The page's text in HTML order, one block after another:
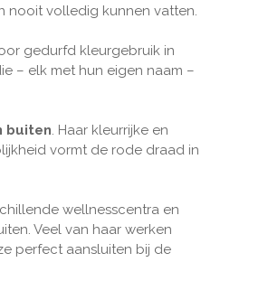
nooit volledig kunnen vatten.
gedurfd kleurgebruik in
– elk met hun eigen naam –
buiten. Haar kleurrijke en
vormt de rode draad in
wellnesscentra en
Veel van haar werken
perfect aansluiten bij de